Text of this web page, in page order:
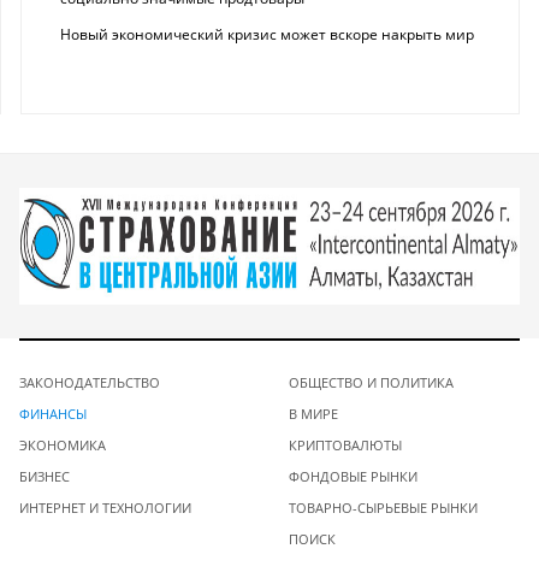
Новый экономический кризис может вскоре накрыть мир
ЗАКОНОДАТЕЛЬСТВО
ФИНАНСЫ
ЭКОНОМИКА
БИЗНЕС
ИНТЕРНЕТ И ТЕХНОЛОГИИ
ОБЩЕСТВО И ПОЛИТИКА
В МИРЕ
КРИПТОВАЛЮТЫ
ФОНДОВЫЕ РЫНКИ
ТОВАРНО-СЫРЬЕВЫЕ РЫНКИ
ПОИСК